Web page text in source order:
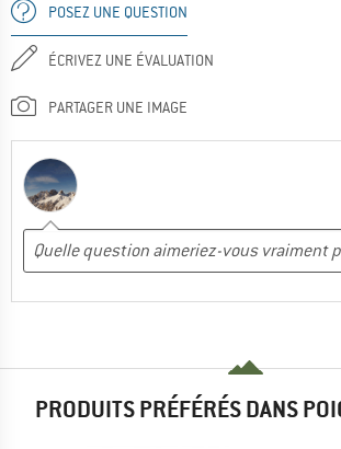
POSEZ UNE QUESTION
ÉCRIVEZ UNE ÉVALUATION
PARTAGER UNE IMAGE
PRODUITS PRÉFÉRÉS DANS